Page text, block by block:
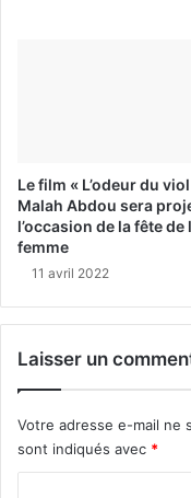
Le film « L’odeur du
Malah Abdou sera
l’occasion de la fête de
femme
11 avril 2022
Laisser un
Votre adresse e-mail ne
sont indiqués avec *